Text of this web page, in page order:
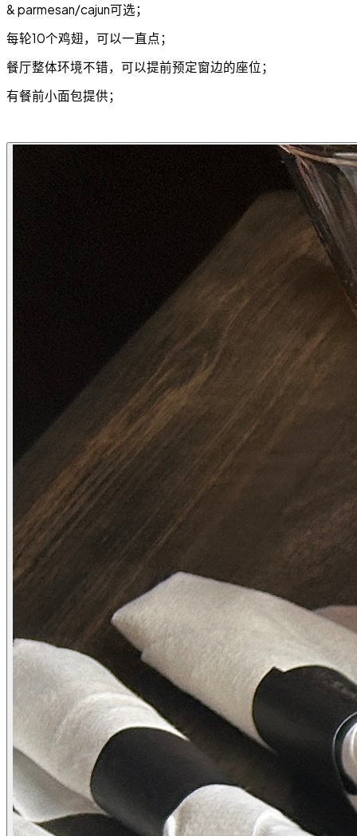
& parmesan/cajun可选；
每轮10个鸡翅，可以一直点；
餐厅整体环境不错，可以提前预定窗边的座位；
有餐前小面包提供；